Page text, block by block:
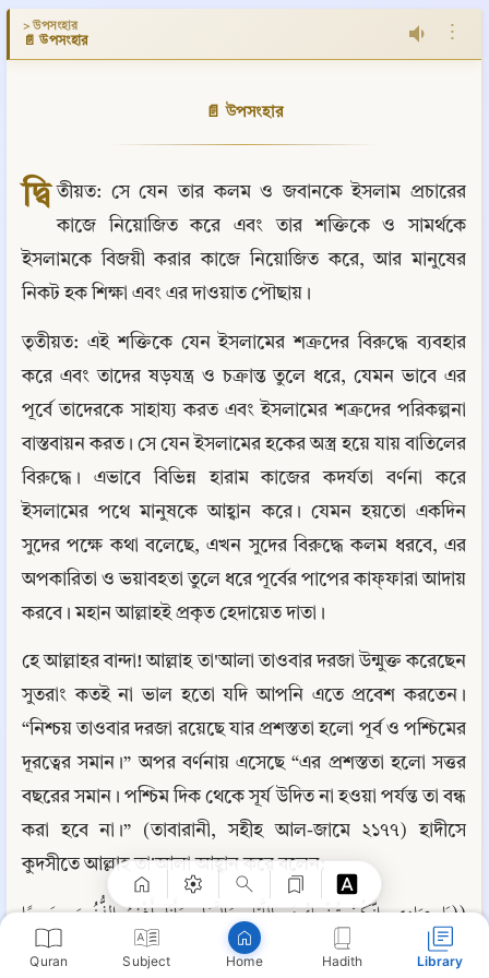
Quran Subject Home Hadith Library
> উপসংহার
📄 উপসংহার ⋮
📄 উপসংহার
দ্বি তীয়ত: সে যেন তার কলম ও জবানকে ইসলাম প্রচারের
কাজে নিয়োজিত করে এবং তার শক্তিকে ও সামর্থকে
ইসলামকে বিজয়ী করার কাজে নিয়োজিত করে, আর মানুষের
নিকট হক শিক্ষা এবং এর দাওয়াত পৌছায়।
তৃতীয়ত: এই শক্তিকে যেন ইসলামের শত্রুদের বিরুদ্ধে ব্যবহার
করে এবং তাদের ষড়যন্ত্র ও চক্রান্ত তুলে ধরে, যেমন ভাবে এর
পূর্বে তাদেরকে সাহায্য করত এবং ইসলামের শত্রুদের পরিকল্পনা
বাস্তবায়ন করত। সে যেন ইসলামের হকের অস্ত্র হয়ে যায় বাতিলের
বিরুদ্ধে। এভাবে বিভিন্ন হারাম কাজের কদর্যতা বর্ণনা করে
ইসলামের পথে মানুষকে আহ্বান করে। যেমন হয়তো একদিন
সুদের পক্ষে কথা বলেছে, এখন সুদের বিরুদ্ধে কলম ধরবে, এর
অপকারিতা ও ভয়াবহতা তুলে ধরে পূর্বের পাপের কাফ্ফারা আদায়
করবে। মহান আল্লাহই প্রকৃত হেদায়েত দাতা।
হে আল্লাহর বান্দা! আল্লাহ তা'আলা তাওবার দরজা উন্মুক্ত করেছেন
সুতরাং কতই না ভাল হতো যদি আপনি এতে প্রবেশ করতেন।
“নিশ্চয় তাওবার দরজা রয়েছে যার প্রশস্ততা হলো পূর্ব ও পশ্চিমের
দূরত্বের সমান।” অপর বর্ণনায় এসেছে “এর প্রশস্ততা হলো সত্তর
বছরের সমান। পশ্চিম দিক থেকে সূর্য উদিত না হওয়া পর্যন্ত তা বন্ধ
করা হবে না।” (তাবারানী, সহীহ আল-জামে ২১৭৭) হাদীসে
কুদসীতে আল্লাহ তা'আলা আহ্বান করে বলেন:
((يَا عِبَادِي إِنَّكُمْ تُخْطِئُونَ بِاللَّيْلِ وَالنَّهَارِ وَأَنَا أَغْفِرُ الذُّنُوبَ جَمِيعًا
فَاسْتَغْفِرُونِي أَغْفِرْ لَكُمْ )) (رواه مسلم)
Copy